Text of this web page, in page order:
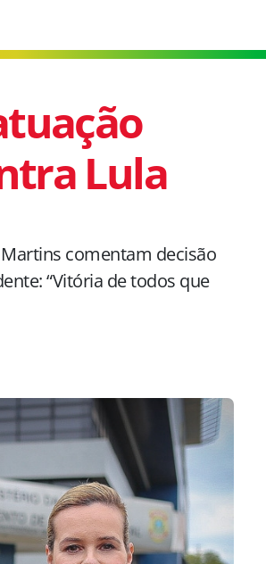
Lula
comentam decisão
“Vitória de todos que